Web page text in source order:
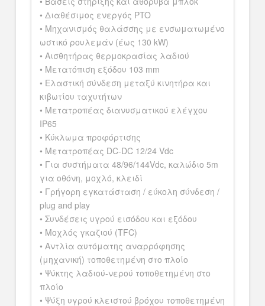
• Διαθέσιμος ενεργός PTO
• Μηχανισμός θαλάσσης με ενσωματωμένο
ωστικό ρουλεμάν (έως 130 kW)
• Αισθητήρας θερμοκρασίας λαδιού
• Μετατόπιση εξόδου 103 mm
• Ελαστική σύνδεση μεταξύ κινητήρα και
κιβωτίου ταχυτήτων
• Μετατροπέας διανυσματικού ελέγχου
IP65
• Κύκλωμα προφόρτισης
• Μετατροπέας DC-DC 12/24 Vdc
• Για συστήματα 48/96/144Vdc, καλώδιο 5m
για οθόνη, μοχλό, κλειδί
• Γρήγορη εγκατάσταση / εύκολη σύνδεση /
plug and play
• Συνδέσεις υγρού εισόδου και εξόδου
• Μοχλός γκαζιού (TFC)
• Αντλία αυτόματης αναρρόφησης
(μηχανική) τοποθετημένη στο πλοίο
• Ψύκτης λαδιού-νερού τοποθετημένη στο
πλοίο
• Ψύξη υγρού κλειστού βρόχου τοποθετημένη